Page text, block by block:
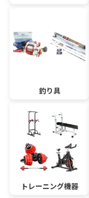
釣り具
トレーニング機器